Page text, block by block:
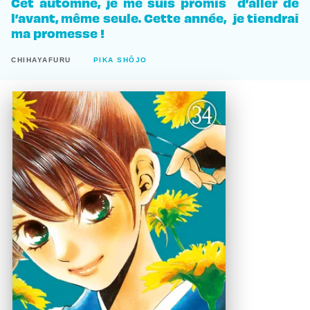
l’avant, même seule. Cette année, je tiendrai
ma promesse !
CHIHAYAFURU PIKA SHÔJO